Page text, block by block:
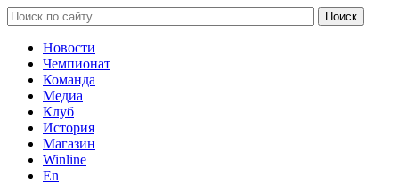
Новости
Чемпионат
Команда
Медиа
Клуб
История
Магазин
Winline
En